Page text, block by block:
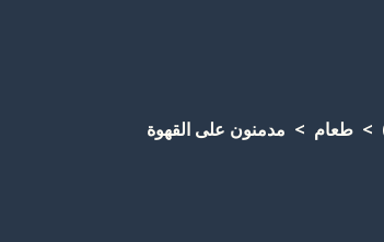
طعام مدمنون على القهوة